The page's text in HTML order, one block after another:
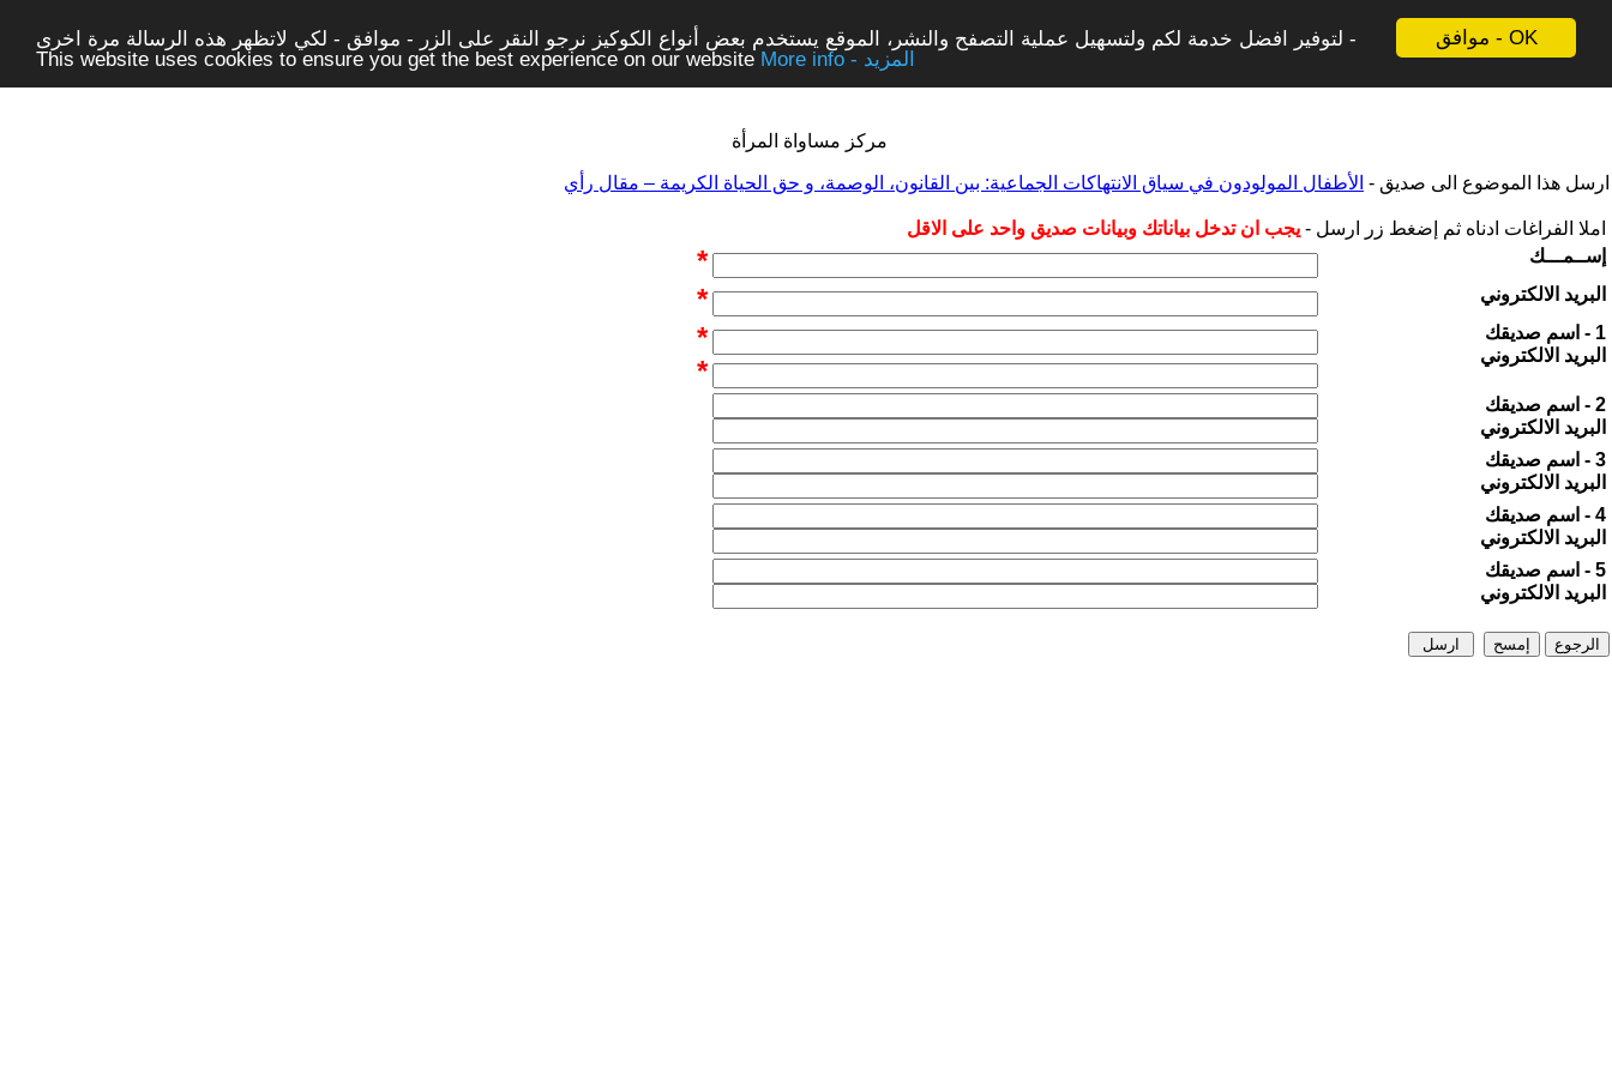
موافق - OK
لتوفير افضل خدمة لكم ولتسهيل عملية التصفح والنشر، الموقع يستخدم بعض أنواع الكوكيز نرجو النقر على الزر - موافق - لكي لاتظهر هذه الرسالة مرة اخرى -
This website uses cookies to ensure you get the best experience on our website
More info - المزيد
مركز مساواة المرأة
ارسل هذا الموضوع الى صديق - الأطفال المولودون في سياق الانتهاكات الجماعية: بين القانون، الوصمة، و حق الحياة الكريمة – مقال رأي
املا الفراغات ادناه ثم إضغط زر ارسل - يجب ان تدخل بياناتك وبيانات صديق واحد على الاقل
* إســمـــك
* البريد الالكتروني
*
*
1 - اسم صديقك
البريد الالكتروني
2 - اسم صديقك
البريد الالكتروني
3 - اسم صديقك
البريد الالكتروني
4 - اسم صديقك
البريد الالكتروني
5 - اسم صديقك
البريد الالكتروني